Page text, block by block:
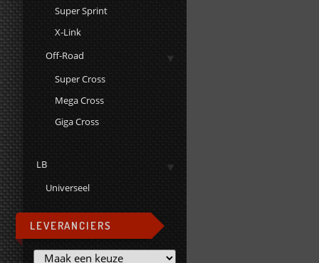
Super Sprint
X-Link
Off-Road
Super Cross
Mega Cross
Giga Cross
LB
Universeel
LEVERANCIERS